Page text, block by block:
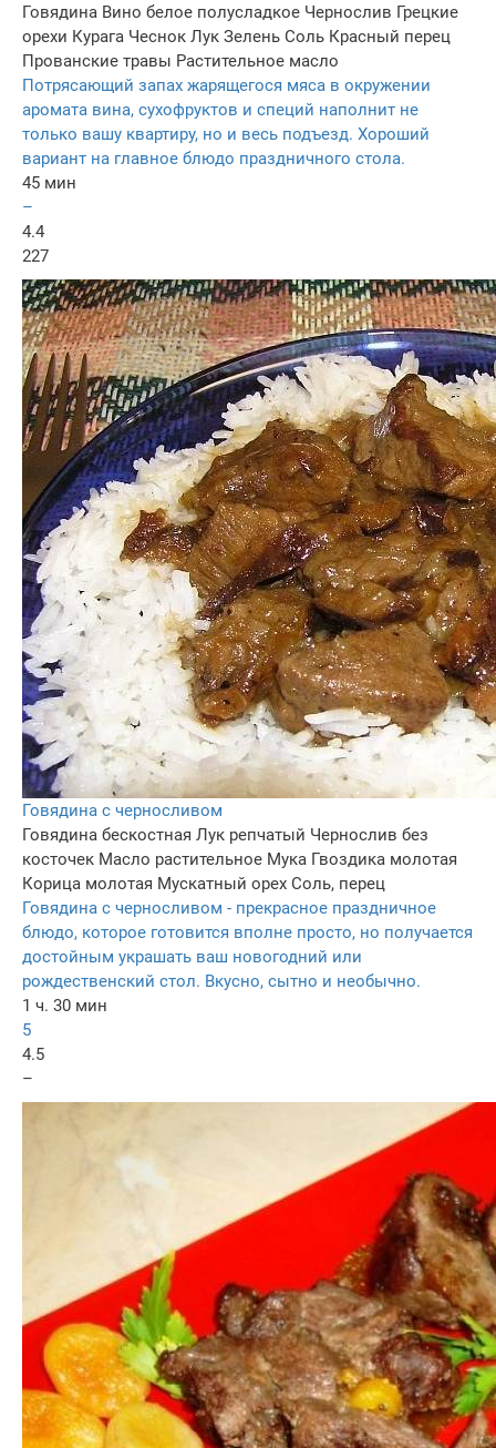
Говядина Вино белое полусладкое Чернослив Грецкие
орехи Курага Чеснок Лук Зелень Соль Красный перец
Прованские травы Растительное масло
Потрясающий запах жарящегося мяса в окружении
аромата вина, сухофруктов и специй наполнит не
только вашу квартиру, но и весь подъезд. Хороший
вариант на главное блюдо праздничного стола.
45 мин
–
4.4
227
Говядина с черносливом
Говядина бескостная Лук репчатый Чернослив без
косточек Масло растительное Мука Гвоздика молотая
Корица молотая Мускатный орех Соль, перец
Говядина с черносливом - прекрасное праздничное
блюдо, которое готовится вполне просто, но получается
достойным украшать ваш новогодний или
рождественский стол. Вкусно, сытно и необычно.
1 ч. 30 мин
5
4.5
–